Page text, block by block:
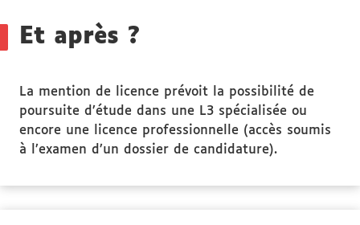
Et après ?
La mention de licence prévoit la possibilité de
poursuite d’étude dans une L3 spécialisée ou
encore une licence professionnelle (accès soumis
à l’examen d’un dossier de candidature).